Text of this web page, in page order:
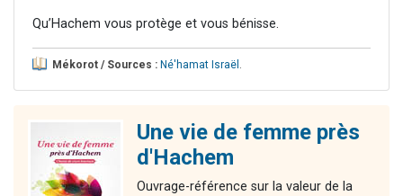
Qu’Hachem vous protège et vous bénisse.
Mékorot / Sources : Né'hamat Israël .
Une vie de femme près
d'Hachem
Ouvrage-référence sur la valeur de la